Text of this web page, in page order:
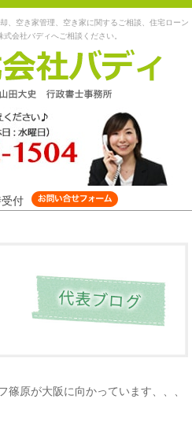
、空き家管理、空き家に関するご相談、住宅ローン
会社バディへご相談ください。
付
篠原が大阪に向かっています、、、